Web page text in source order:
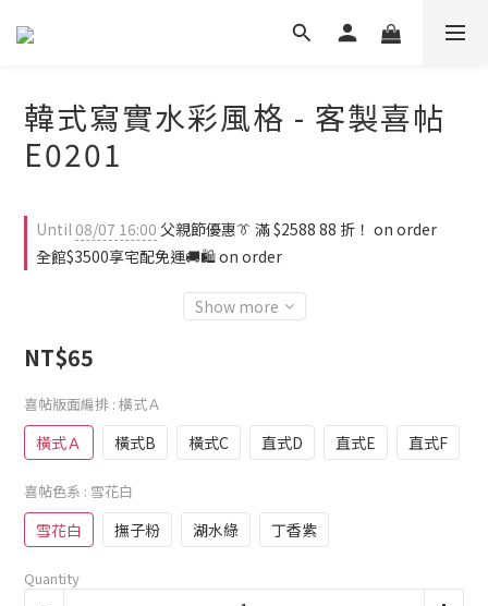
韓式寫實水彩風格 - 客製喜帖
E0201
Until08/07 16:00 父親節優惠👔 滿 $2588 88 折！ on order
全館$3500享宅配免運🚚🛍️ on order
Show more
NT$65
喜帖版面編排 : 橫式Ａ
橫式Ａ 橫式B 橫式C 直式D 直式E 直式F
喜帖色系 : 雪花白
雪花白 撫子粉 湖水綠 丁香紫
Quantity